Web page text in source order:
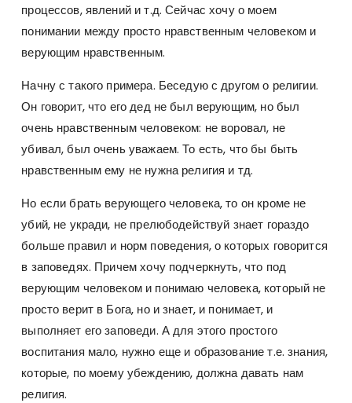
процессов, явлений и т.д. Сейчас хочу о моем
понимании между просто нравственным человеком и
верующим нравственным.
Начну с такого примера. Беседую с другом о религии.
Он говорит, что его дед не был верующим, но был
очень нравственным человеком: не воровал, не
убивал, был очень уважаем. То есть, что бы быть
нравственным ему не нужна религия и тд.
Но если брать верующего человека, то он кроме не
убий, не укради, не прелюбодействуй знает гораздо
больше правил и норм поведения, о которых говорится
в заповедях. Причем хочу подчеркнуть, что под
верующим человеком и понимаю человека, который не
просто верит в Бога, но и знает, и понимает, и
выполняет его заповеди. А для этого простого
воспитания мало, нужно еще и образование т.е. знания,
которые, по моему убеждению, должна давать нам
религия.